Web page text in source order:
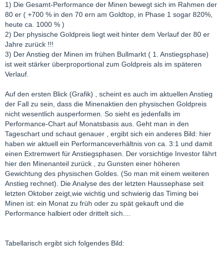
1) Die Gesamt-Performance der Minen bewegt sich im Rahmen der
80 er ( +700 % in den 70 ern am Goldtop, in Phase 1 sogar 820%,
heute ca. 1000 % )
2) Der physische Goldpreis liegt weit hinter dem Verlauf der 80 er
Jahre zurück !!!
3) Der Anstieg der Minen im frühen Bullmarkt ( 1. Anstiegsphase)
ist weit stärker überproportional zum Goldpreis als im späteren
Verlauf.
Auf den ersten Blick (Grafik) , scheint es auch im aktuellen Anstieg
der Fall zu sein, dass die Minenaktien den physischen Goldpreis
nicht wesentlich ausperformen. So sieht es jedenfalls im
Performance-Chart auf Monatsbasis aus. Geht man in den
Tageschart und schaut genauer , ergibt sich ein anderes Bild: hier
haben wir aktuell ein Performanceverhältnis von ca. 3:1 und damit
einen Extremwert für Anstiegsphasen. Der vorsichtige Investor fährt
hier den Minenanteil zurück , zu Gunsten einer höheren
Gewichtung des physischen Goldes. (So man mit einem weiteren
Anstieg rechnet). Die Analyse des der letzten Haussephase seit
letzten Oktober zeigt,wie wichtig und schwierig das Timing bei
Minen ist: ein Monat zu früh oder zu spät gekauft und die
Performance halbiert oder drittelt sich....
Tabellarisch ergibt sich folgendes Bild: